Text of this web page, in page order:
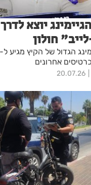
יוצא לדרך
חולון
אחרונים
20.07.26